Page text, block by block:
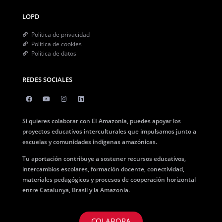
LOPD
Política de privacidad
Política de cookies
Política de datos
REDES SOCIALES
Si quieres colaborar con EI Amazonia, puedes apoyar los
proyectos educativos interculturales que impulsamos junto a
escuelas y comunidades indígenas amazónicas.
Tu aportación contribuye a sostener recursos educativos,
intercambios escolares, formación docente, conectividad,
materiales pedagógicos y procesos de cooperación horizontal
entre Catalunya, Brasil y la Amazonía.